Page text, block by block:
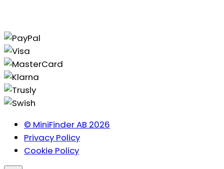
© MiniFinder AB 2026
Privacy Policy
Cookie Policy